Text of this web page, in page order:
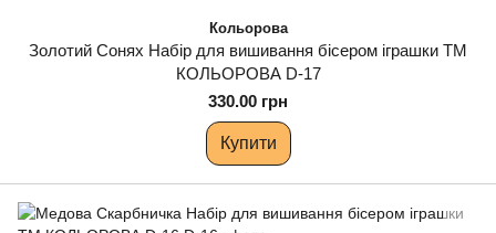
Кольорова
Золотий Сонях Набір для вишивання бісером іграшки ТМ
КОЛЬОРОВА D-17
330.00 грн
Купити